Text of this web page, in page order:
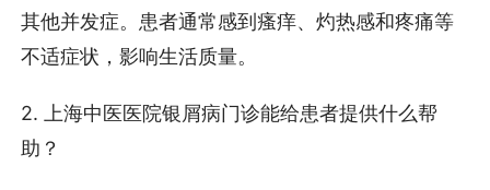
其他并发症。患者通常感到瘙痒、灼热感和疼痛等
不适症状，影响生活质量。
2. 上海中医医院银屑病门诊能给患者提供什么帮
助？